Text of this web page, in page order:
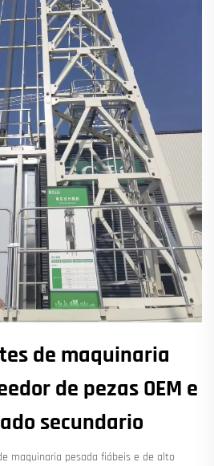
de maquinaria
de pezas OEM e
secundario
maquinaria pesada fiábeis e de alto